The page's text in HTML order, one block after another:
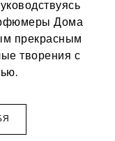
Дома
прекрасным
творения с